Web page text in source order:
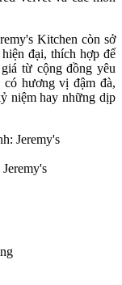
Kitchen còn sở
đại, thích hợp để
từ cộng đồng yêu
có hương vị đậm đà,
niệm hay những dịp